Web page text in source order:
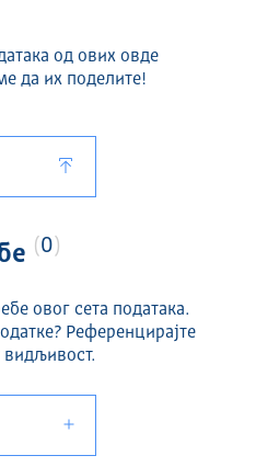
од ових овде
да их поделите!
0
овог сета података.
Референцирајте
видљивост.